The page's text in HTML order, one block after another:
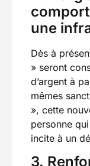
une
Dès à
» seront
d’argent à
mêmes
», cette
personne
incite à un
3.